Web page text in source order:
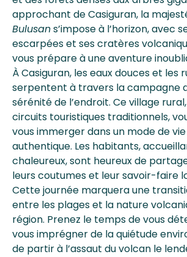
approchant de Casiguran, la
Bulusans’impose à l’horizon, avec
escarpées et ses cratères
vous prépare à une aventure
À Casiguran, les eaux douces et les
serpentent à travers la campagne
sérénité de l’endroit. Ce village
circuits touristiques traditionnels,
vous immerger dans un mode de
authentique. Les habitants,
chaleureux, sont heureux de
leurs coutumes et leur savoir-faire
Cette journée marquera une
entre les plages et la nature
région. Prenez le temps de vous
vous imprégner de la quiétude
de partir à l’assaut du volcan le